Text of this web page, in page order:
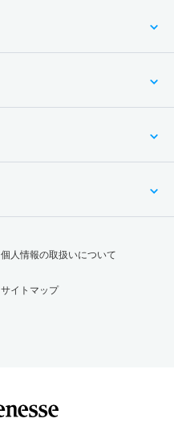
個人情報の取扱いについて
サイトマップ